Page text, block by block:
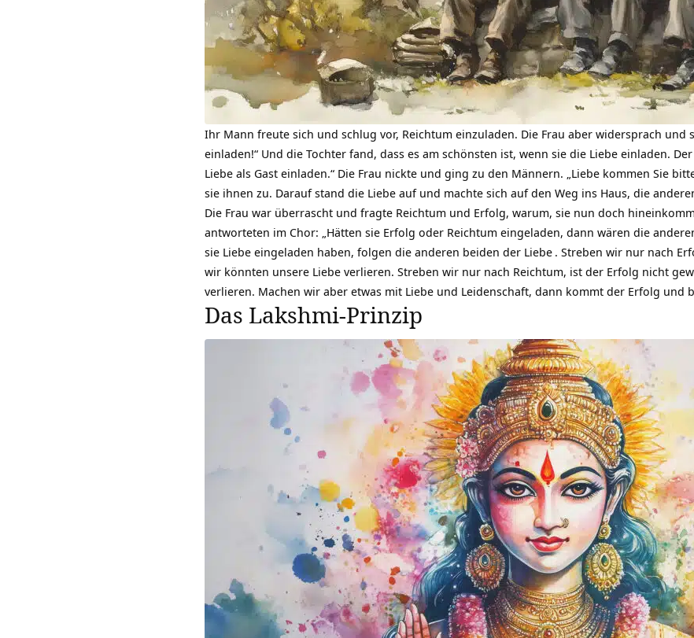
Ihr Mann freute sich und schlug vor, Reichtum einzuladen. Die Frau aber widersprach und
einladen!“ Und die Tochter fand, dass es am schönsten ist, wenn sie die Liebe einladen.
Liebe als Gast einladen.“ Die Frau nickte und ging zu den Männern. „Liebe kommen Sie
sie ihnen zu. Darauf stand die Liebe auf und machte sich auf den Weg ins Haus, die
Die Frau war überrascht und fragte Reichtum und Erfolg, warum, sie nun doch
antworteten im Chor: „Hätten sie Erfolg oder Reichtum eingeladen, dann wären die
sie Liebe eingeladen haben, folgen die anderen beiden der Liebe . Streben wir nur nach
wir könnten unsere Liebe verlieren. Streben wir nur nach Reichtum, ist der Erfolg nicht
verlieren. Machen wir aber etwas mit Liebe und Leidenschaft, dann kommt der Erfolg und
Das Lakshmi-Prinzip